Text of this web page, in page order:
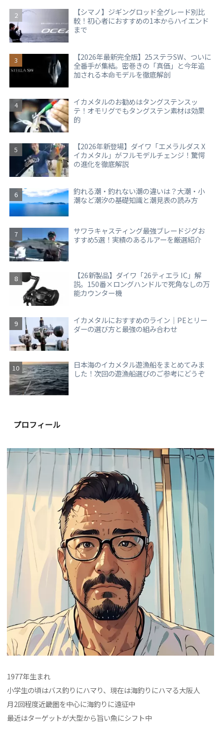
【シマノ】ジギングロッド全グレード別比
較！初心者におすすめの1本からハイエンド
まで
【2026年最新完全版】25ステラSW、ついに
全番手が集結。密巻きの「真価」と今年追
加される本命モデルを徹底解剖
イカメタルのお勧めはタングステンスッ
テ！オモリグでもタングステン素材は効果
的
【2026年新登場】ダイワ「エメラルダス X
イカメタル」がフルモデルチェンジ！驚愕
の進化を徹底解説
釣れる潮・釣れない潮の違いは？大潮・小
潮など潮汐の基礎知識と潮見表の読み方
サワラキャスティング最強ブレードジグお
すすめ5選！実績のあるルアーを厳選紹介
【26新製品】ダイワ「26ティエラ IC」解
説。150番×ロングハンドルで死角なしの万
能カウンター機
イカメタルにおすすめのライン｜PEとリー
ダーの選び方と最強の組み合わせ
日本海のイカメタル遊漁船をまとめてみま
した！次回の遊漁船選びのご参考にどうぞ
プロフィール
1977年生まれ
小学生の頃はバス釣りにハマり、現在は海釣りにハマる大阪人
月2回程度近畿圏を中心に海釣りに遠征中
最近はターゲットが大型から旨い魚にシフト中